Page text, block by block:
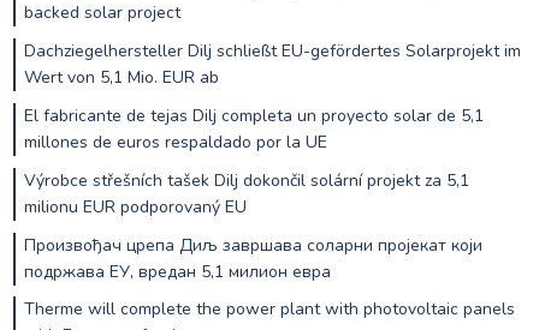
backed solar project
Dachziegelhersteller Dilj schließt EU-gefördertes Solarprojekt im
Wert von 5,1 Mio. EUR ab
El fabricante de tejas Dilj completa un proyecto solar de 5,1
millones de euros respaldado por la UE
Výrobce střešních tašek Dilj dokončil solární projekt za 5,1
milionu EUR podporovaný EU
Произвођач црепа Диљ завршава соларни пројекат који
подржава ЕУ, вредан 5,1 милион евра
Therme will complete the power plant with photovoltaic panels